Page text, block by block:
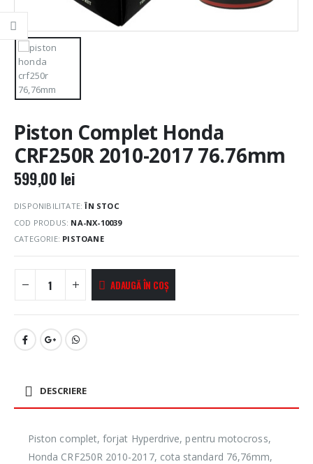
Piston Complet Honda
CRF250R 2010-2017 76.76mm
599,00 lei
DISPONIBILITATE:ÎN STOC
COD PRODUS: NA-NX-10039
CATEGORIE: PISTOANE
ADAUGĂ ÎN COȘ
DESCRIERE
Piston complet, forjat Hyperdrive, pentru motocross,
Honda CRF250R 2010-2017, cota standard 76,76mm,